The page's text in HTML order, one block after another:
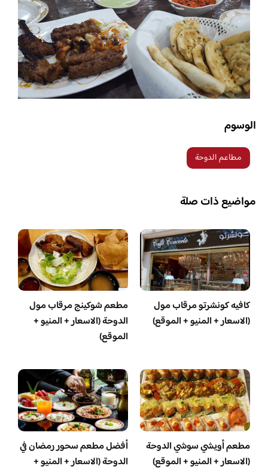
الوسوم
مطاعم الدوحة
مواضيع ذات صلة
كافيه كونشرتو مرقاب مول
(الاسعار + المنيو + الموقع)
مطعم شوكينج مرقاب مول
الدوحة (الاسعار + المنيو +
الموقع)
مطعم أويشي سوشي الدوحة
(الاسعار + المنيو + الموقع)
أفضل مطعم سحور رمضان في
الدوحة (الاسعار + المنيو +